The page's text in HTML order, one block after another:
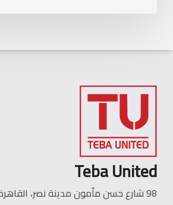
Teba United
98 شارع حسن مأمون مدينة نصر، القاهرة، مصر